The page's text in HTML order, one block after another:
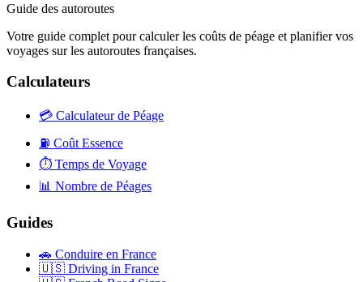
Guide des autoroutes
Votre guide complet pour calculer les coûts de péage et planifier vos
voyages sur les autoroutes françaises.
Calculateurs
💳 Calculateur de Péage
⛽ Coût Essence
⏱️ Temps de Voyage
📊 Nombre de Péages
Guides
🚗 Conduire en France
🇺🇸 Driving in France